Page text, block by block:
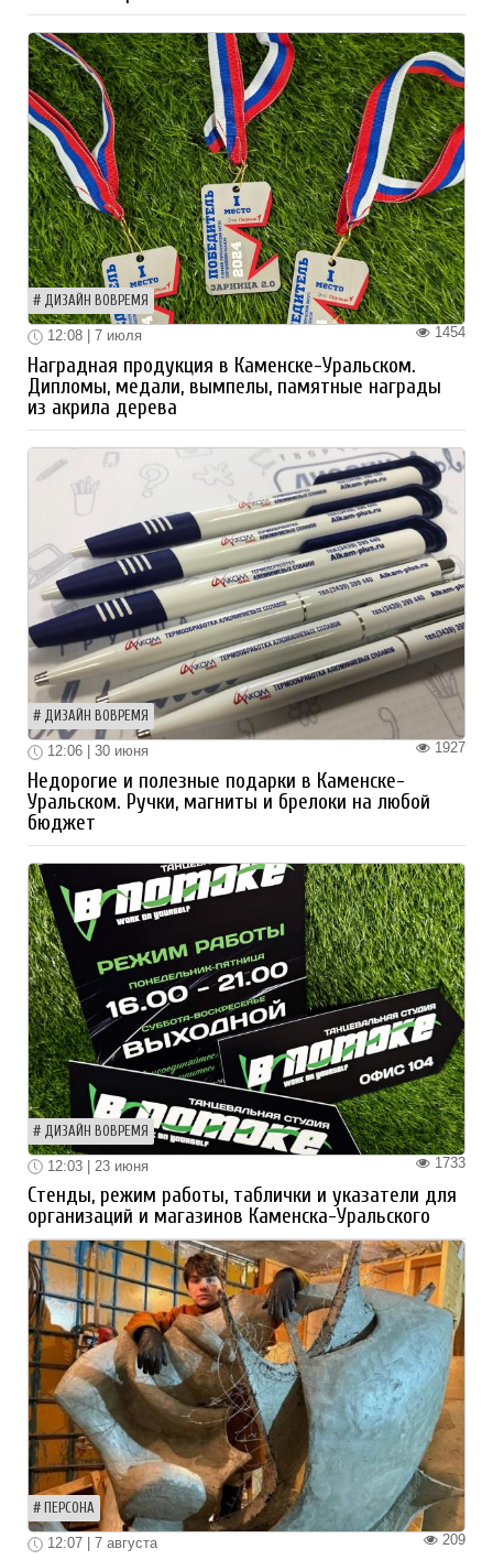
ДИЗАЙН ВОВРЕМЯ
1454
12:08 | 7 июля
Наградная продукция в Каменске-Уральском.
Дипломы, медали, вымпелы, памятные награды
из акрила дерева
ДИЗАЙН ВОВРЕМЯ
1927
12:06 | 30 июня
Недорогие и полезные подарки в Каменске-
Уральском. Ручки, магниты и брелоки на любой
бюджет
ДИЗАЙН ВОВРЕМЯ
1733
12:03 | 23 июня
Стенды, режим работы, таблички и указатели для
организаций и магазинов Каменска-Уральского
ПЕРСОНА
209
12:07 | 7 августа